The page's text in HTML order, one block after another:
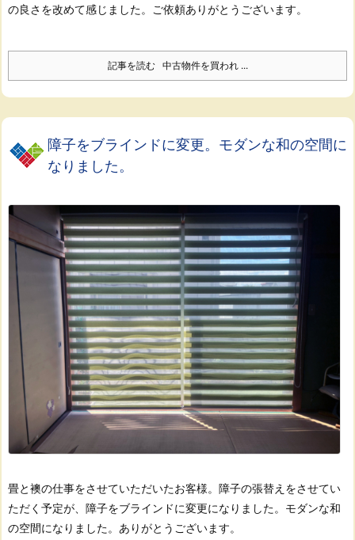
の良さを改めて感じました。
ご依頼ありがとうございます。
記事を読む 中古物件を買われ ...
障子をブラインドに変更。モダンな和の空間に
なりました。
畳と襖の仕事をさせていただいたお客様。 障子の張替えをさせてい
ただく予定が、障子をブラインドに変更になりました。 モダンな和
の空間になりました。 ありがとうございます。